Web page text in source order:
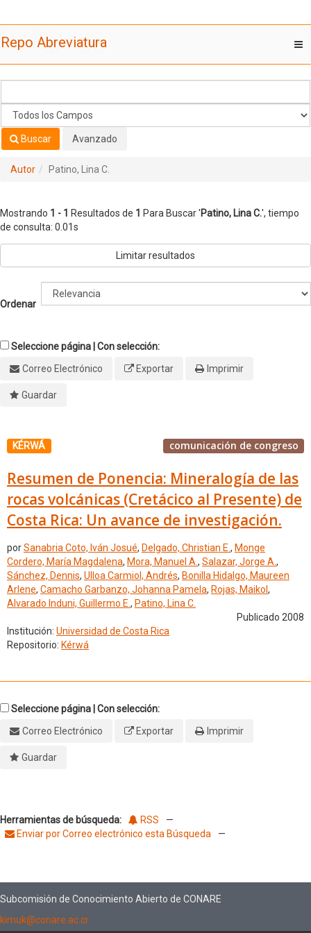
Repo Abreviatura
Buscar Avanzado
Autor Patino, Lina C.
Mostrando 1 - 1 Resultados de 1 Para Buscar 'Patino, Lina C.', tiempo
de consulta: 0.01s
Limitar resultados
Ordenar
Seleccione página | Con selección:
Correo Electrónico
Exportar Imprimir
Guardar
KÉRWÁ comunicación de congreso
Resumen de Ponencia: Mineralogía de las
rocas volcánicas (Cretácico al Presente) de
Costa Rica: Un avance de investigación.
porSanabria Coto, Iván Josué, Delgado, Christian E., Monge
Cordero, María Magdalena, Mora, Manuel A., Salazar, Jorge A.,
Sánchez, Dennis, Ulloa Carmiol, Andrés, Bonilla Hidalgo, Maureen
Arlene, Camacho Garbanzo, Johanna Pamela, Rojas, Maikol ,
Alvarado Induni, Guillermo E., Patino, Lina C.
Publicado 2008
Institución: Universidad de Costa Rica
Repositorio: Kérwá
Seleccione página | Con selección:
Correo Electrónico
Exportar Imprimir
Guardar
Herramientas de búsqueda: RSS
—
Enviar por Correo electrónico esta Búsqueda
—
Subcomisión de Conocimiento Abierto de CONARE
kimuk@conare.ac.cr